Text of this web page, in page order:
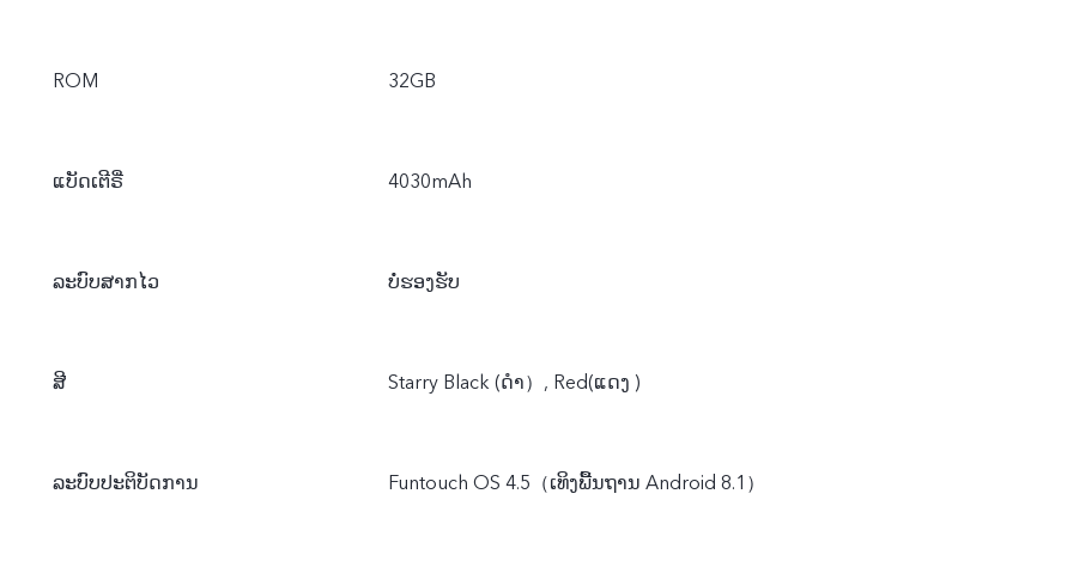
ROM 32GB
ແບັດເຕີຣີ່ 4030mAh
ລະບົບສາກໄວ ບໍ່ຮອງຮັບ
ສີ Starry Black (ດຳ）, Red(ແດງ )
ລະບົບປະຕິບັດການ Funtouch OS 4.5（ເທິງພື້ນຖານ Android 8.1）